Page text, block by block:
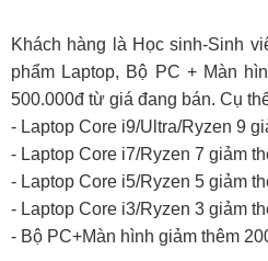
Khách hàng là Học sinh-Sinh
phẩm Laptop, Bộ PC + Màn
500.000đ từ giá đang bán. Cụ
- Laptop Core i9/Ultra/Ryzen 9
- Laptop Core i7/Ryzen 7 giảm
- Laptop Core i5/Ryzen 5 giảm
- Laptop Core i3/Ryzen 3 giảm
- Bộ PC+Màn hình giảm thêm